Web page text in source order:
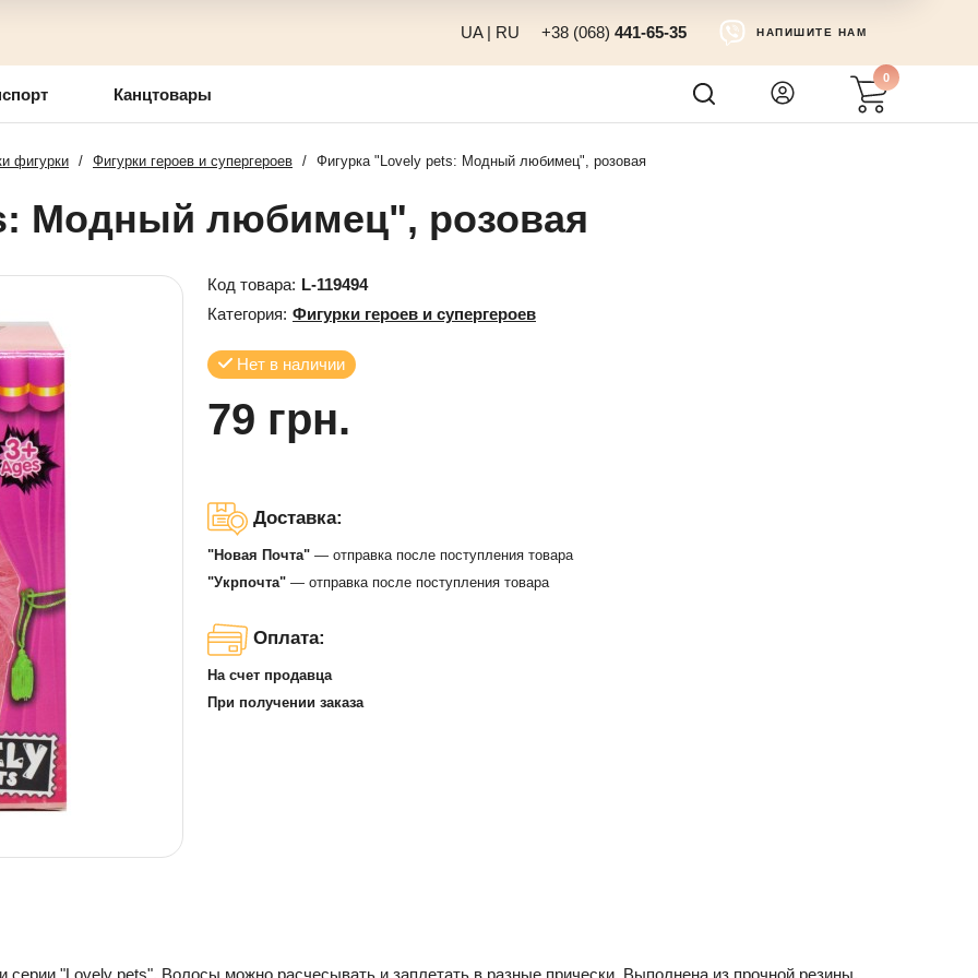
UA| RU +38 (068) 441-65-35 НАПИШИТЕ НАМ
Канцтовары
0
фигурки / Фигурки героев и супергероев / Фигурка "Lovely pets: Модный любимец", розовая
Модный любимец", розовая
Код товара: L-119494
Категория: Фигурки героев и супергероев
Нет в наличии
79 грн.
Доставка:
"Новая Почта" — отправка после поступления товара
"Укрпочта" — отправка после поступления товара
Оплата:
На счет продавца
При получении заказа
"Lovely pets". Волосы можно расчесывать и заплетать в разные прически. Выполнена из прочной резины.